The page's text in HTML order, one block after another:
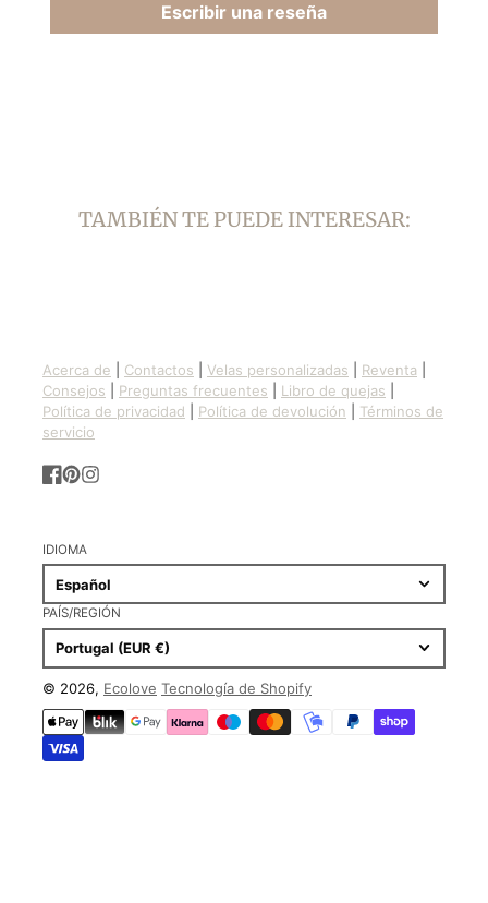
Escribir una reseña
TAMBIÉN TE PUEDE INTERESAR:
Acerca de Contactos Velas personalizadas Reventa
Consejos
Preguntas frecuentes Libro de quejas
Política de privacidad
Política de devolución
Términos de
servicio
IDIOMA
Español
PAÍS/REGIÓN
Portugal (EUR €)
© 2026, Ecolove Tecnología de Shopify
Formas
de
pago